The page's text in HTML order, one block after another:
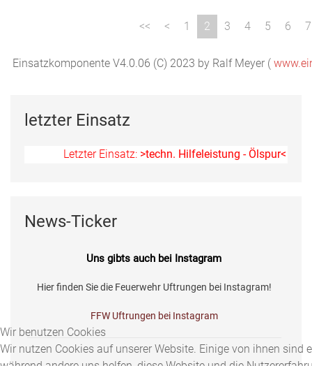
1 2 3 4 5 6 7
Einsatzkomponente V4.0.06 (C) 2023 by Ralf Meyer (
letzter Einsatz
Letzter Einsatz:>techn. Hilfeleistung - Ölspur<am
News-Ticker
Uns gibts auch bei Instagram
Hier finden Sie die Feuerwehr Uftrungen bei Instagram!
FFW Uftrungen bei Instagram
Wir benutzen Cookies
Wir nutzen Cookies auf unserer Website. Einige von ihnen sind